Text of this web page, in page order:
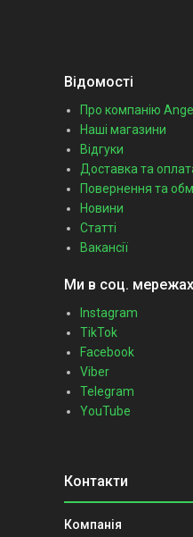
Відомості
Про компанію
Наші магазини
Відгуки
Доставка та
Повернення та
Новини
Статті
Вакансії
Ми в соц.
Instagram
TikTok
Facebook
Viber
Telegram
YouTube